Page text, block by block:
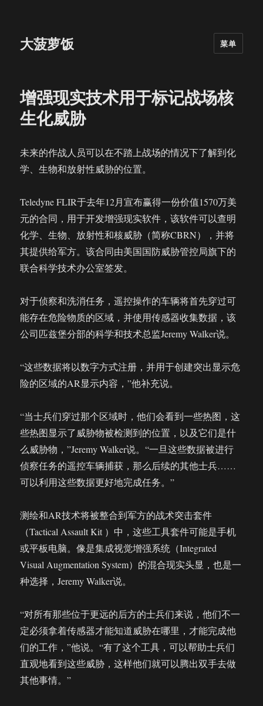
大菠萝饭 菜单
增强现实技术用于标记战场核
生化威胁
未来的作战人员可以在不踏上战场的情况下了解到化
学、生物和放射性威胁的位置。
Teledyne FLIR于去年12月宣布赢得一份价值1570万美
元的合同，用于开发增强现实软件，该软件可以查明
化学、生物、放射性和核威胁（简称CBRN），并将
其提供给军方。该合同由美国国防威胁管控局旗下的
联合科学技术办公室签发。
对于侦察和洗消任务，遥控操作的车辆将首先穿过可
能存在危险物质的区域，并使用传感器收集数据，该
公司匹兹堡分部的科学和技术总监Jeremy Walker说。
“这些数据将以数字方式注册，并用于创建突出显示危
险的区域的AR显示内容，”他补充说。
“当士兵们穿过那个区域时，他们会看到一些热图，这
些热图显示了威胁物被检测到的位置，以及它们是什
么威胁物，”Jeremy Walker说。“一旦这些数据被进行
侦察任务的遥控车辆捕获，那么后续的其他士兵……
可以利用这些数据更好地完成任务。”
测绘和AR技术将被整合到军方的战术突击套件
（Tactical Assault Kit ）中，这些工具套件可能是手机
或平板电脑。像是集成视觉增强系统（Integrated
Visual Augmentation System）的混合现实头显，也是一
种选择，Jeremy Walker说。
“对所有那些位于更远的后方的士兵们来说，他们不一
定必须拿着传感器才能知道威胁在哪里，才能完成他
们的工作，”他说。“有了这个工具，可以帮助士兵们
直观地看到这些威胁，这样他们就可以腾出双手去做
其他事情。”